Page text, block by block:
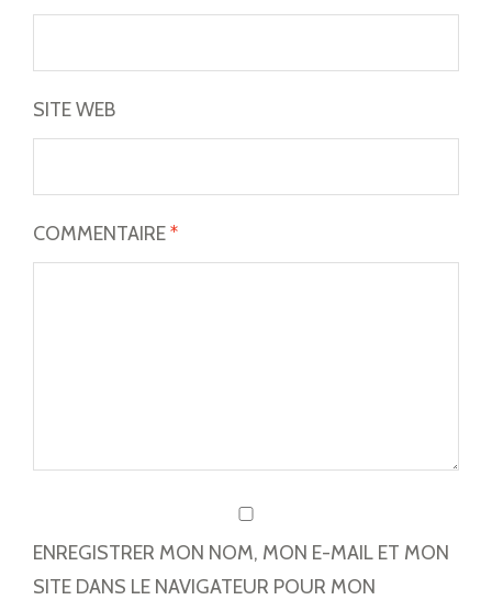
SITE WEB
COMMENTAIRE*
ENREGISTRER MON NOM, MON E-MAIL ET MON
SITE DANS LE NAVIGATEUR POUR MON